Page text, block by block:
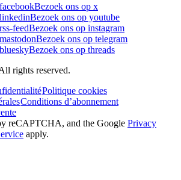
Bezoek ons op x
Bezoek ons op youtube
feedBezoek ons op instagram
Bezoek ons op telegram
Bezoek ons op threads
rights reserved.
Politique cookies
Conditions d’abonnement
reCAPTCHA, and the Google Privacy
apply.